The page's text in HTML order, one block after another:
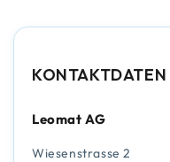
KONTAKTDATEN
Leomat AG
Wiesenstrasse 2